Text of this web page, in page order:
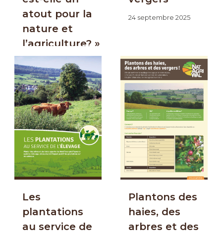
atout pour la
nature et
l’agriculture? »
24 février 2026
24 septembre 2025
Les
plantations
au service de
Plantons des
haies, des
arbres et des